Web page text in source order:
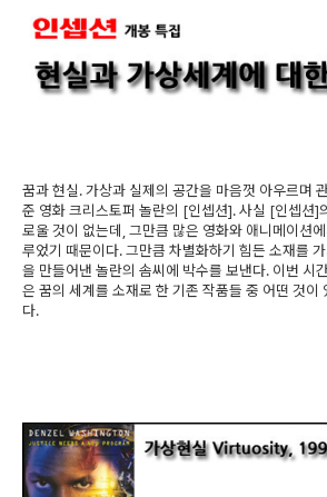
꿈과 현실. 가상과 실제의 공간을 마음껏 아우르며
준 영화 크리스토퍼 놀란의 [인셉션]. 사실 [인셉션]
로울 것이 없는데, 그만큼 많은 영화와 애니메이션
루었기 때문이다. 그만큼 차별화하기 힘든 소재를
을 만들어낸 놀란의 솜씨에 박수를 보낸다. 이번 시
은 꿈의 세계를 소재로 한 기존 작품들 중 어떤 것이
다.